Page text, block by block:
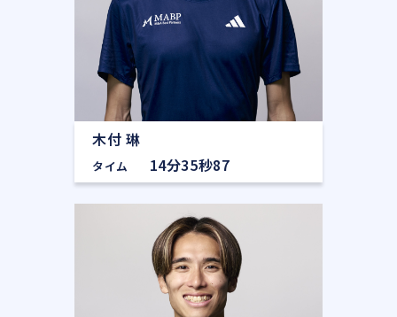
木付 琳
タイム 14分35秒87